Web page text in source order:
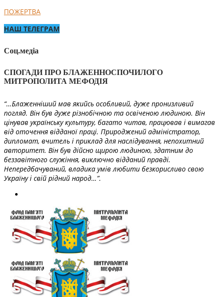
ПОЖЕРТВА
НАШ ТЕЛЕГРАМ
Соц.медіа
СПОГАДИ ПРО БЛАЖЕННОСПОЧИЛОГО
МИТРОПОЛИТА МЕФОДІЯ
“…Блаженніший мав якийсь особливий, дуже пронизливий
погляд. Він був дуже різнобічною та освіченою людиною. Він
цінував українську культуру, багато читав, працював і вимагав
від оточення відданої праці. Природжений адміністратор,
дипломат, вчитель і приклад для наслідування, непохитний
авторитет. Він був дійсно щирою людиною, здатним до
беззавітного служіння, виключно відданий правді.
Непередбачуваний, владика умів любити безкорисливо свою
Україну і свій рідний народ…”.